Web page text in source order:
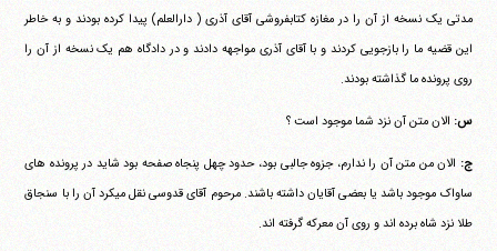
مدتی یک نسخه از آن را در مغازه کتابفروشی آقای آذری ( دارالعلم) پیدا کرده بودند و به خاطر
این قضیه ما را بازجویی کردند و با آقای آذری مواجهه دادند و در دادگاه هم یک نسخه از آن را
روی پرونده ما گذاشته بودند.
س: الان متن آن نزد شما موجود است ؟
ج: الان من متن آن را ندارم، جزوه جالبی بود، حدود چهل پنجاه صفحه بود شاید در پرونده های
ساواک موجود باشد یا بعضی آقایان داشته باشند. مرحوم آقای قدوسی نقل می‎کرد آن را با سنجاق
طلا نزد شاه برده اند و روی آن معرکه گرفته اند.